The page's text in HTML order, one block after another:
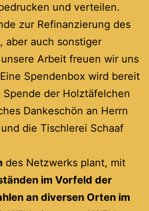
und verteilen.
zur Refinanzierung des
aber auch sonstiger
Arbeit freuen wir uns
Spendenbox wird bereit
Spende der Holztäfelchen
Dankeschön an Herrn
die Tischlerei Schaaf
des Netzwerks plant, mit
im Vorfeld der
an diversen Orten im